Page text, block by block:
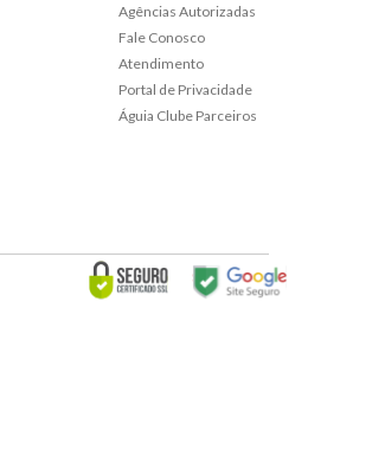
Agências Autorizadas
Fale Conosco
Atendimento
Portal de Privacidade
Águia Clube Parceiros